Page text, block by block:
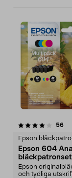
56
Epson
Epson 604
bläckpatronset
Epson
och tydliga
4.5 av 5